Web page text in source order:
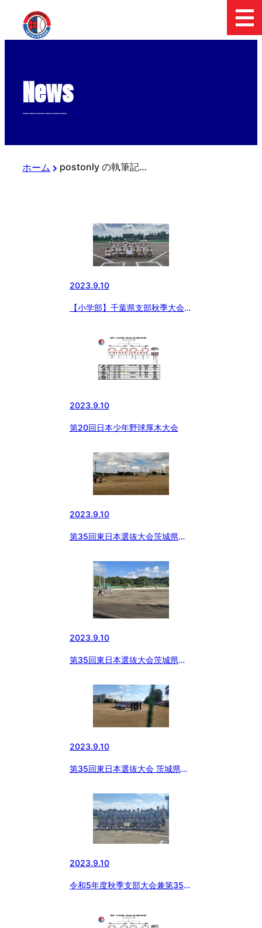
News
--------------
ホーム postonly の執筆記事
2023.9.10
【小学部】千葉県支部秋季大会兼
2023.9.10
第20回日本少年野球厚木大会
2023.9.10
第35回東日本選抜大会茨城県支
2023.9.10
第35回東日本選抜大会茨城県支
2023.9.10
第35回東日本選抜大会 茨城県支
2023.9.10
令和5年度秋季支部大会兼第35回